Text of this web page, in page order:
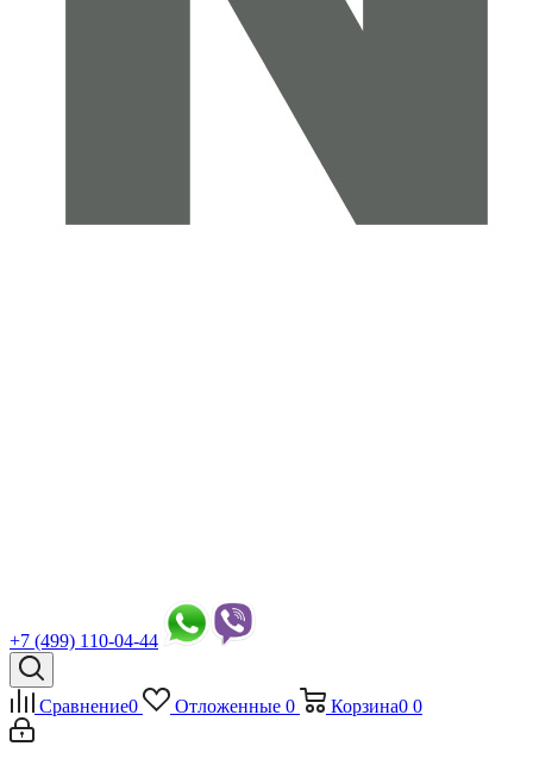
+7 (499) 110-04-44
Сравнение0 Отложенные 0 Корзина0 0